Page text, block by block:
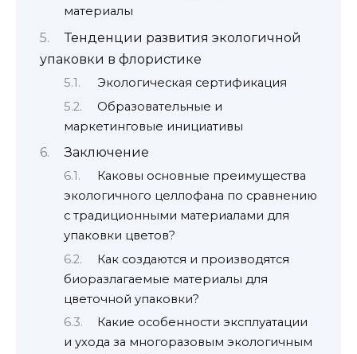
материалы
Тенденции развития экологичной
упаковки в флористике
Экологическая сертификация
Образовательные и
маркетинговые инициативы
Заключение
Каковы основные преимущества
экологичного целлофана по сравнению
с традиционными материалами для
упаковки цветов?
Как создаются и производятся
биоразлагаемые материалы для
цветочной упаковки?
Какие особенности эксплуатации
и ухода за многоразовым экологичным